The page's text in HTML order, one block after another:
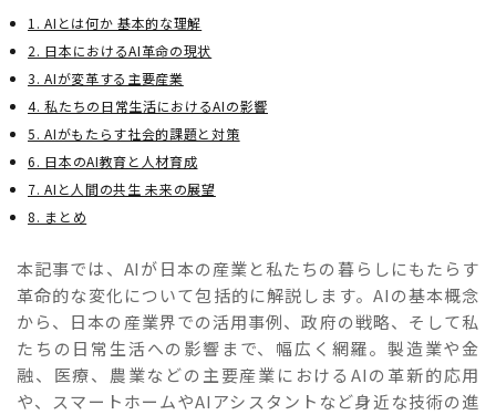
1. AIとは何か 基本的な理解
2. 日本におけるAI革命の現状
3. AIが変革する主要産業
4. 私たちの日常生活におけるAIの影響
5. AIがもたらす社会的課題と対策
6. 日本のAI教育と人材育成
7. AIと人間の共生 未来の展望
8. まとめ
本記事では、AIが日本の産業と私たちの暮らしにもたらす
革命的な変化について包括的に解説します。AIの基本概念
から、日本の産業界での活用事例、政府の戦略、そして私
たちの日常生活への影響まで、幅広く網羅。製造業や金
融、医療、農業などの主要産業におけるAIの革新的応用
や、スマートホームやAIアシスタントなど身近な技術の進